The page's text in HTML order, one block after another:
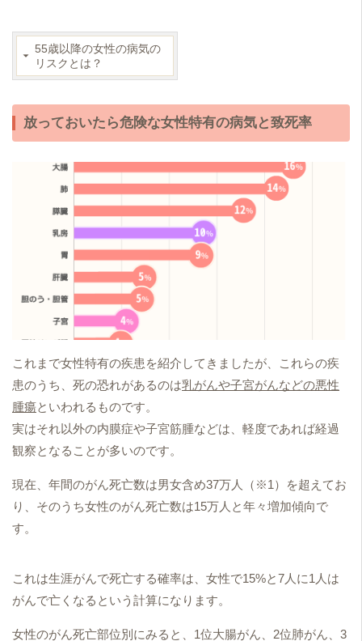
55歳以降の女性の病気の
リスクとは？
放っておいたら危険な女性特有の病気と致死率
これまで女性特有の疾患を紹介してきましたが、これらの疾
患のうち、死の恐れがあるのは乳がんや子宮がんなどの悪性
腫瘍といわれるものです。
実はそれ以外の内膜症や子宮筋腫などは、軽度であれば経過
観察となることが多いのです。
現在、年間のがん死亡数は男女含め37万人（※1）を超えてお
り、そのうち女性のがん死亡数は15万人と年々増加傾向で
す。
これは生涯がんで死亡する確率は、女性で15%と7人に1人は
がんで亡くなるという計算になります。
女性のがん死亡部位別にみると、1位大腸がん、2位肺がん、3